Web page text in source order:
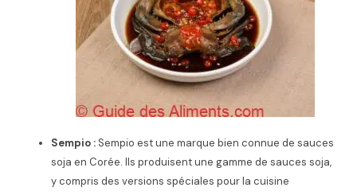
Sempio : Sempio est une marque bien connue de sauces
soja en Corée. Ils produisent une gamme de sauces soja,
y compris des versions spéciales pour la cuisine